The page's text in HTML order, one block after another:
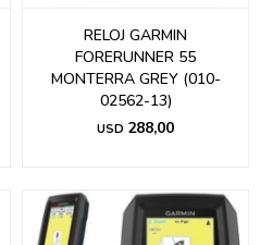
RELOJ GARMIN
FORERUNNER 55
MONTERRA GREY (010-
02562-13)
USD 288,00